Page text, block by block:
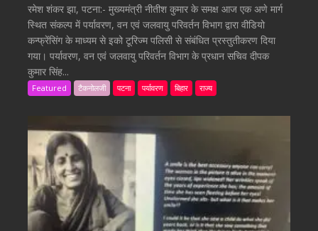
रमेश शंकर झा, पटना:- मुख्यमंत्री नीतीश कुमार के समक्ष आज एक अणे मार्ग
स्थित संकल्प में पर्यावरण, वन एवं जलवायु परिवर्तन विभाग द्वारा वीडियो
कन्फ्रेंसिंग के माध्यम से इको टूरिज्म पलिसी से संबंधित प्रस्तुतीकरण दिया
गया। पर्यावरण, वन एवं जलवायु परिवर्तन विभाग के प्रधान सचिव दीपक
कुमार सिंह...
Featured टैकनोलजी पटना पर्यावरण बिहार राज्य